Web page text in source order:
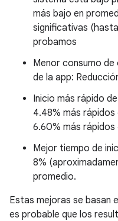
más bajo en
significativas
probamos
Menor consumo de
de la app:
Inicio más rápido
4.48% más rápidos
6.60% más rápidos
Mejor tiempo de
8%
promedio.
Estas mejoras se basan
es probable que los